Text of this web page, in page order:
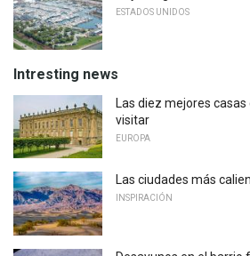
ESTADOS UNIDOS
Intresting news
Las diez mejores
visitar
EUROPA
Las ciudades más
INSPIRACIÓN